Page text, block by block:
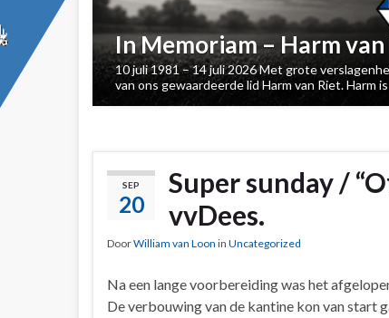
In Memoriam – Harm
10 juli 1981 – 14 juli 2026 Met grote
van ons gewaardeerde lid Harm van Riet. Harm
SEP
20
Super sunday /
DoorWilliam van Loon in Uncategorized
Na een lange voorbereiding was het
De verbouwing van de kantine kon van start